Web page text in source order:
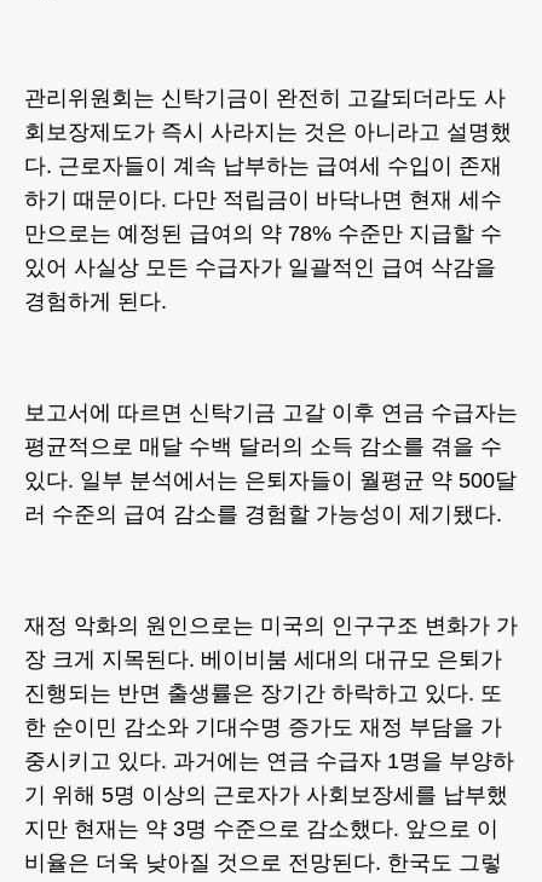
관리위원회는 신탁기금이 완전히 고갈되더라도 사
회보장제도가 즉시 사라지는 것은 아니라고 설명했
다. 근로자들이 계속 납부하는 급여세 수입이 존재
하기 때문이다. 다만 적립금이 바닥나면 현재 세수
만으로는 예정된 급여의 약 78% 수준만 지급할 수
있어 사실상 모든 수급자가 일괄적인 급여 삭감을
경험하게 된다.
보고서에 따르면 신탁기금 고갈 이후 연금 수급자는
평균적으로 매달 수백 달러의 소득 감소를 겪을 수
있다. 일부 분석에서는 은퇴자들이 월평균 약 500달
러 수준의 급여 감소를 경험할 가능성이 제기됐다.
재정 악화의 원인으로는 미국의 인구구조 변화가 가
장 크게 지목된다. 베이비붐 세대의 대규모 은퇴가
진행되는 반면 출생률은 장기간 하락하고 있다. 또
한 순이민 감소와 기대수명 증가도 재정 부담을 가
중시키고 있다. 과거에는 연금 수급자 1명을 부양하
기 위해 5명 이상의 근로자가 사회보장세를 납부했
지만 현재는 약 3명 수준으로 감소했다. 앞으로 이
비율은 더욱 낮아질 것으로 전망된다. 한국도 그렇